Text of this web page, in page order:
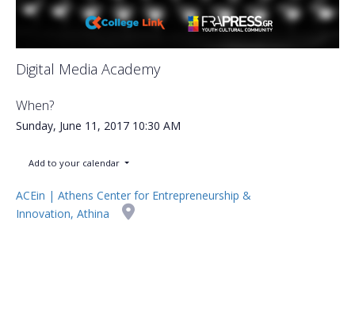
Digital Media Academy
When?
Sunday, June 11, 2017 10:30 AM
Add to your calendar
ACEin | Athens Center for Entrepreneurship &
Innovation, Athina